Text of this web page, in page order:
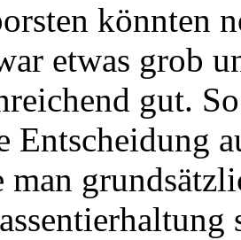
könnten
etwas grob
gut.
Entscheidung
man